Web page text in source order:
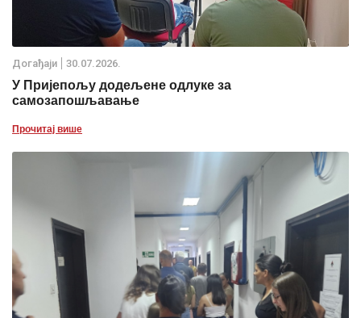
Дoгађаjи 30.07.2026.
У Пријепољу додељене одлуке за
самозапошљавање
Прочитај више